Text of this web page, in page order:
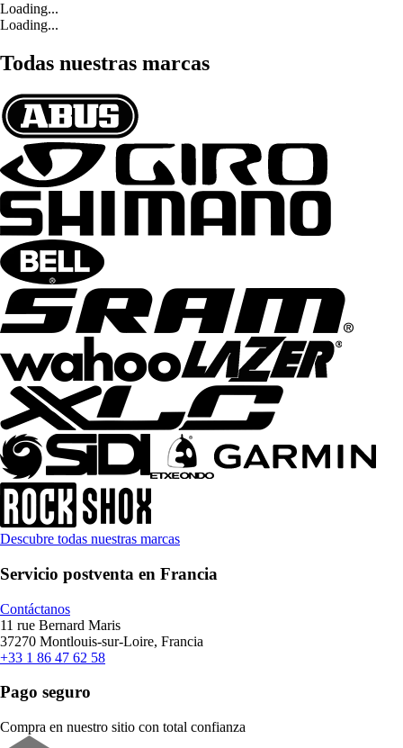
Loading...
Loading...
Todas nuestras marcas
Descubre todas nuestras marcas
Servicio postventa en Francia
Contáctanos
11 rue Bernard Maris
37270 Montlouis-sur-Loire, Francia
+33 1 86 47 62 58
Pago seguro
Compra en nuestro sitio con total confianza